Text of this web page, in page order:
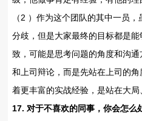
（2 ）作为这个团队的其中一员
分歧，但是大家最终的目标都是
致，可能是思考问题的角度和沟
和上司辩论，而是先站在上司的
着更丰富的实战经验，是站在大局
17. 对于不喜欢的同事，你会怎么